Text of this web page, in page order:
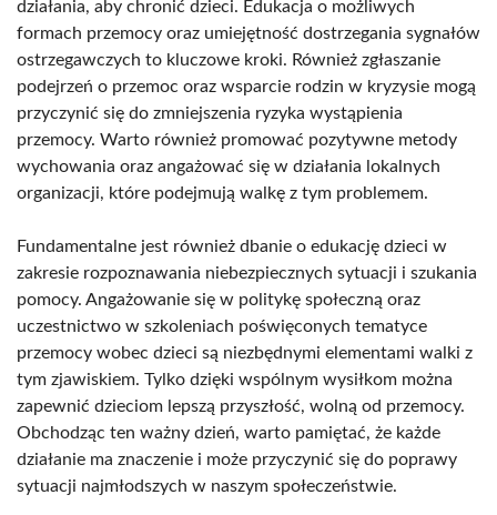
działania, aby chronić dzieci. Edukacja o możliwych
formach przemocy oraz umiejętność dostrzegania sygnałów
ostrzegawczych to kluczowe kroki. Również zgłaszanie
podejrzeń o przemoc oraz wsparcie rodzin w kryzysie mogą
przyczynić się do zmniejszenia ryzyka wystąpienia
przemocy. Warto również promować pozytywne metody
wychowania oraz angażować się w działania lokalnych
organizacji, które podejmują walkę z tym problemem.
Fundamentalne jest również dbanie o edukację dzieci w
zakresie rozpoznawania niebezpiecznych sytuacji i szukania
pomocy. Angażowanie się w politykę społeczną oraz
uczestnictwo w szkoleniach poświęconych tematyce
przemocy wobec dzieci są niezbędnymi elementami walki z
tym zjawiskiem. Tylko dzięki wspólnym wysiłkom można
zapewnić dzieciom lepszą przyszłość, wolną od przemocy.
Obchodząc ten ważny dzień, warto pamiętać, że każde
działanie ma znaczenie i może przyczynić się do poprawy
sytuacji najmłodszych w naszym społeczeństwie.